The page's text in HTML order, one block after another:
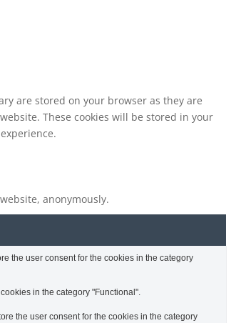
are stored on your browser as they are
These cookies will be stored in your
anonymously.
the user consent for the cookies in the category
in the category "Functional".
the user consent for the cookies in the category